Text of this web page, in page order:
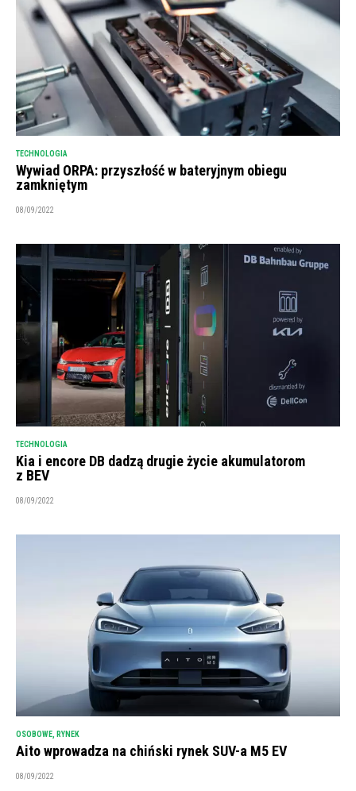
TECHNOLOGIA
Wywiad ORPA: przyszłość w bateryjnym obiegu
zamkniętym
08/09/2022
TECHNOLOGIA
Kia i encore DB dadzą drugie życie akumulatorom
z BEV
08/09/2022
OSOBOWE RYNEK
Aito wprowadza na chiński rynek SUV-a M5 EV
08/09/2022